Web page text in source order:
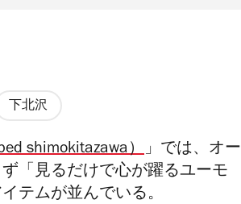
下北沢
shimokitazawa）」では、オー
「見るだけで心が躍るユーモ
テムが並んでいる。